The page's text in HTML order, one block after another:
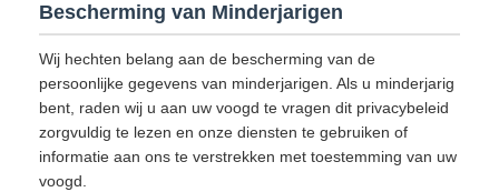
Bescherming van Minderjarigen
Wij hechten belang aan de bescherming van de
persoonlijke gegevens van minderjarigen. Als u minderjarig
bent, raden wij u aan uw voogd te vragen dit privacybeleid
zorgvuldig te lezen en onze diensten te gebruiken of
informatie aan ons te verstrekken met toestemming van uw
voogd.